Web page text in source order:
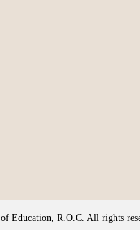
Education, R.O.C. All rights